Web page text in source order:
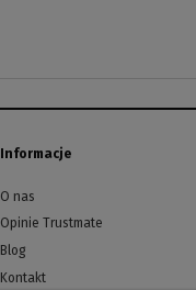
Informacje
O nas
Opinie Trustmate
Blog
Kontakt